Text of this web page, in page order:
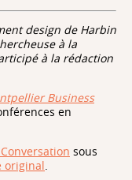
design de Harbin
à la
à la rédaction
Business
en
sous
original